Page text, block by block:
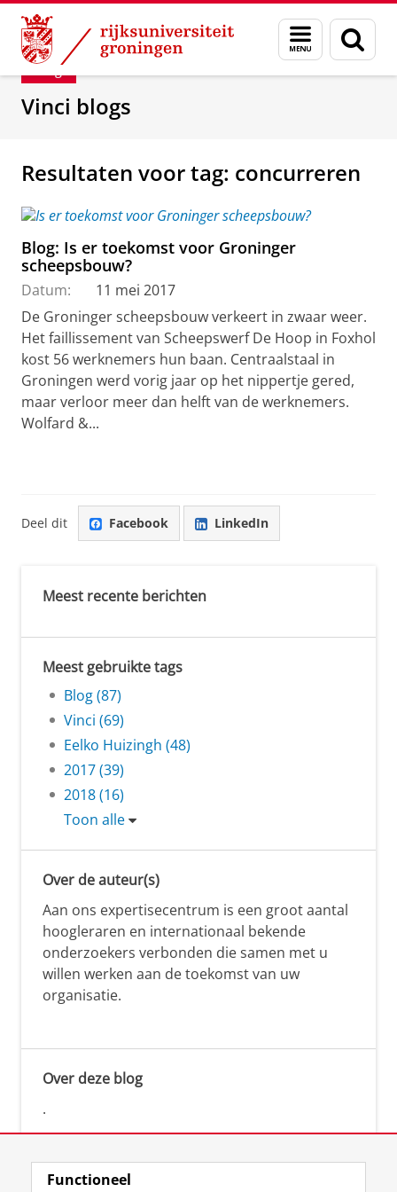
Skip
Content
Skip
Navigation
Menu
en
zoeken
Department of Innovation Management &
Blog
Vinci blogs
Resultaten voor tag: concurreren
Blog: Is er toekomst voor Groninger
scheepsbouw?
Datum:
11 mei 2017
De Groninger scheepsbouw verkeert in zwaar weer.
Het faillissement van Scheepswerf De Hoop in Foxhol
kost 56 werknemers hun baan. Centraalstaal in
Groningen werd vorig jaar op het nippertje gered,
maar verloor meer dan helft van de werknemers.
Wolfard &...
Deel dit Facebook LinkedIn
Meest recente berichten
Meest gebruikte tags
Blog (87)
Vinci (69)
Eelko Huizingh (48)
2017 (39)
2018 (16)
Toon alle
Over de auteur(s)
Aan ons expertisecentrum is een groot aantal
hoogleraren en internationaal bekende
onderzoekers verbonden die samen met u
willen werken aan de toekomst van uw
organisatie.
Over deze blog
.
Functioneel